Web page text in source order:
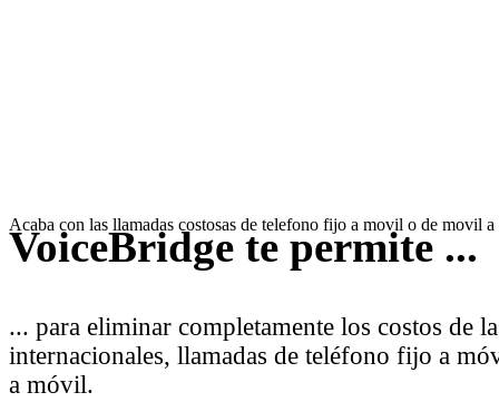
Acaba con las llamadas costosas de telefono fijo a movil o de movil
VoiceBridgete permite ...
... para eliminar completamente los costos de
internacionales, llamadas de teléfono fijo a
a móvil.